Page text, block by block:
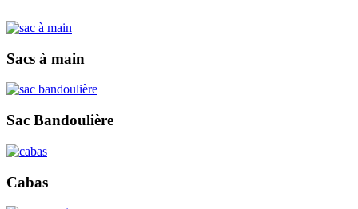
Sacs à main
Sac Bandoulière
Cabas